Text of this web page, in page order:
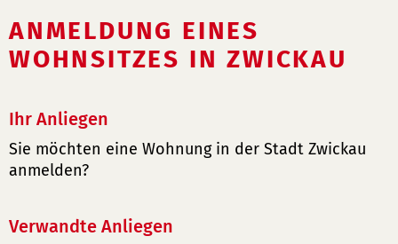
ANMELDUNG EINES
WOHNSITZES IN ZWICKAU
Ihr Anliegen
Sie möchten eine Wohnung in der Stadt Zwickau
anmelden?
Verwandte Anliegen